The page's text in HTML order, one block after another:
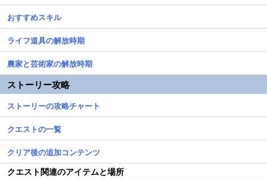
おすすめスキル
ライフ道具の解放時期
農家と芸術家の解放時期
ストーリー攻略
ストーリーの攻略チャート
クエストの一覧
クリア後の追加コンテンツ
クエスト関連のアイテムと場所